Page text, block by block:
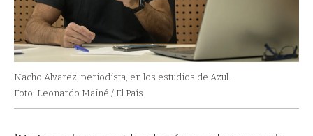
Nacho Álvarez, periodista, en los estudios de Azul.
Foto: Leonardo Mainé / El País